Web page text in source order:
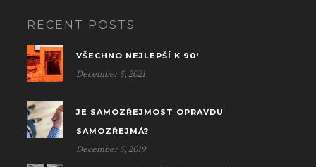
RECENT POSTS
VŠECHNO NEJLEPŠÍ K 90!
December 5, 2021
JE SAMOZŘEJMOST OPRAVDU
SAMOZŘEJMÁ?
December 5, 2019